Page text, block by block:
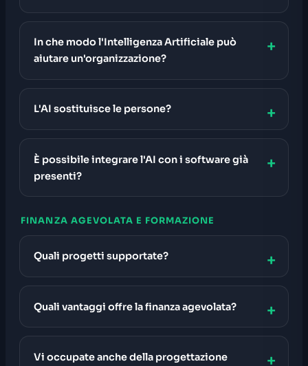
In che modo l'Intelligenza Artificiale può
aiutare un'organizzazione?
L'AI sostituisce le persone?
È possibile integrare l'AI con i software già
presenti?
FINANZA AGEVOLATA E FORMAZIONE
Quali progetti supportate?
Quali vantaggi offre la finanza agevolata?
Vi occupate anche della progettazione